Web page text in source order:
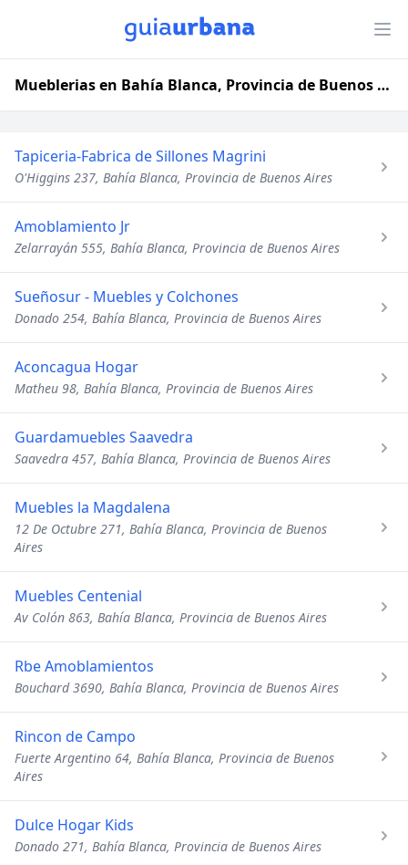
Mueblerias en Bahía Blanca, Provincia de Buenos Aires
Tapiceria-Fabrica de Sillones Magrini
O'Higgins 237, Bahía Blanca, Provincia de Buenos Aires
Amoblamiento Jr
Zelarrayán 555, Bahía Blanca, Provincia de Buenos Aires
Sueñosur - Muebles y Colchones
Donado 254, Bahía Blanca, Provincia de Buenos Aires
Aconcagua Hogar
Matheu 98, Bahía Blanca, Provincia de Buenos Aires
Guardamuebles Saavedra
Saavedra 457, Bahía Blanca, Provincia de Buenos Aires
Muebles la Magdalena
12 De Octubre 271, Bahía Blanca, Provincia de Buenos
Aires
Muebles Centenial
Av Colón 863, Bahía Blanca, Provincia de Buenos Aires
Rbe Amoblamientos
Bouchard 3690, Bahía Blanca, Provincia de Buenos Aires
Rincon de Campo
Fuerte Argentino 64, Bahía Blanca, Provincia de Buenos
Aires
Dulce Hogar Kids
Donado 271, Bahía Blanca, Provincia de Buenos Aires